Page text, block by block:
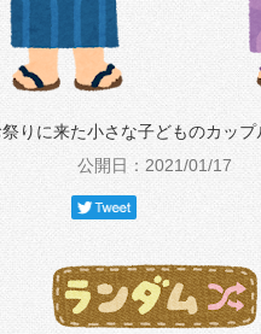
りに来た小さな子どものカップ
公開日：2021/01/17